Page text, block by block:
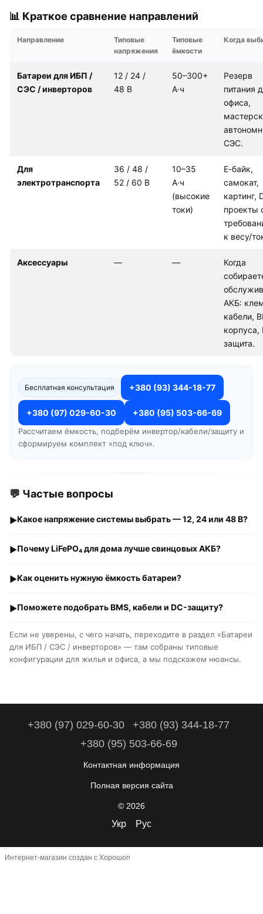
📊 Краткое сравнение направлений
Направление
Типовые
напряжения
Типовые
ёмкости
Когда
Батареи для ИБП /
СЭС / инверторов
12 / 24 /
48 В
50–300+
А·ч
Резерв
питания
офиса,
СЭС.
Для
электротранспорта
36 / 48 /
52 / 60 В
10–35
А·ч
(высокие
токи)
Е-байк,
самокат,
картинг,
проекты
к весу/
Аксессуары — —
Когда
АКБ:
кабели,
корпуса,
защита.
Бесплатная консультация +380 (93) 344-18-77
+380 (97) 029-60-30 +380 (95) 503-66-69
Рассчитаем ёмкость, подберём инвертор/кабели/защиту и
сформируем комплект «под ключ».
💬 Частые вопросы
▶Какое напряжение системы выбрать — 12, 24 или 48 В?
▶Почему LiFePO₄ для дома лучше свинцовых АКБ?
▶Как оценить нужную ёмкость батареи?
▶Поможете подобрать BMS, кабели и DC-защиту?
Если не уверены, с чего начать, переходите в раздел «Батареи
для ИБП / СЭС / инверторов» — там собраны типовые
конфигурации для жилья и офиса, а мы подскажем нюансы.
+380 (97) 029-60-30
+380 (93) 344-18-77
+380 (95) 503-66-69
Контактная информация
Полная версия сайта
© 2026
Укр Рус
Интернет-магазин создан с Хорошоп